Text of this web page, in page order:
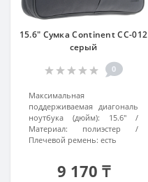
15.6" Сумка Continent CC-012
серый
0
Максимальная
поддерживаемая диагональ
ноутбука (дюйм):
15.6"
Материал:
полиэстер
Плечевой ремень: есть
9 170 ₸